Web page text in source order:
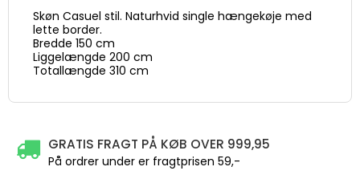
Skøn Casuel stil. Naturhvid single hængekøje med
lette border.
Bredde 150 cm
Liggelængde 200 cm
Totallængde 310 cm
GRATIS FRAGT PÅ KØB OVER 999,95
På ordrer under er fragtprisen 59,-